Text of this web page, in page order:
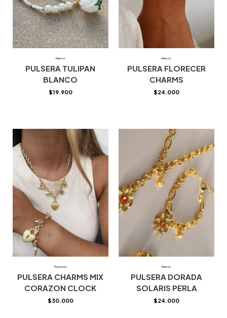
Nuevo
PULSERA TULIPAN
BLANCO
$19.900
Nuevo
PULSERA FLORECER
CHARMS
$24.000
Pulseras
PULSERA CHARMS MIX
CORAZON CLOCK
$30.000
Nuevo
PULSERA DORADA
SOLARIS PERLA
$24.000